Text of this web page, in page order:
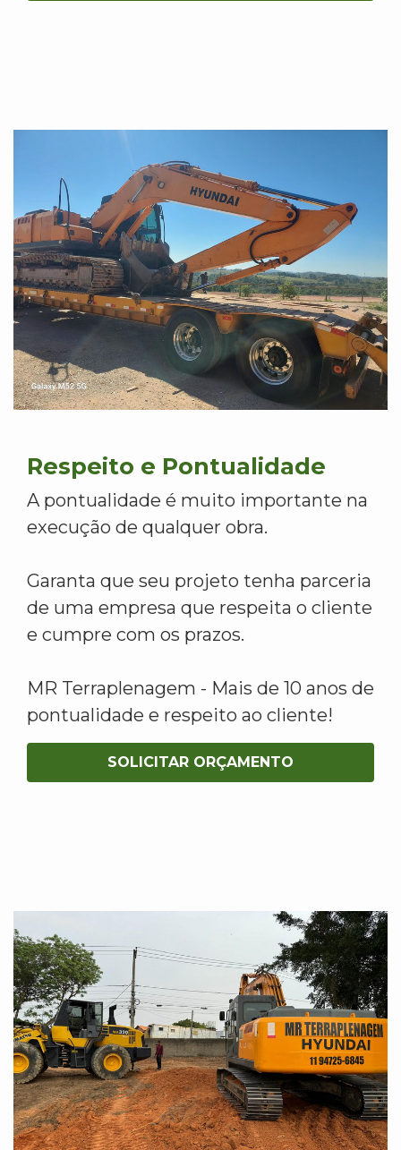
Respeito e Pontualidade
A pontualidade é muito importante na
execução de qualquer obra.
Garanta que seu projeto tenha parceria
de uma empresa que respeita o cliente
e cumpre com os prazos.
MR Terraplenagem - Mais de 10 anos de
pontualidade e respeito ao cliente!
SOLICITAR ORÇAMENTO